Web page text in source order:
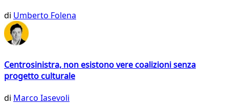
di Umberto Folena
Centrosinistra, non esistono vere coalizioni senza
progetto culturale
di Marco Iasevoli